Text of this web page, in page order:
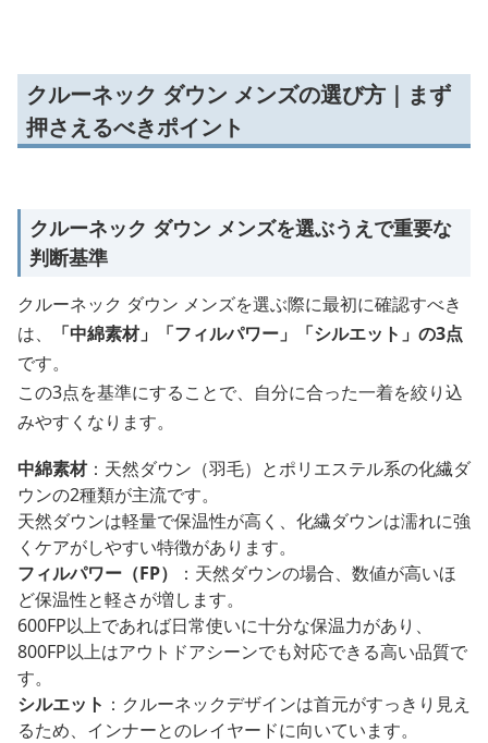
クルーネック ダウン メンズの選び方｜まず
押さえるべきポイント
クルーネック ダウン メンズを選ぶうえで重要な
判断基準
クルーネック ダウン メンズを選ぶ際に最初に確認すべき
は、
「中綿素材」「フィルパワー」「シルエット」の3点
です。
この3点を基準にすることで、自分に合った一着を絞り込
みやすくなります。
中綿素材：天然ダウン（羽毛）とポリエステル系の化繊ダ
ウンの2種類が主流です。
天然ダウンは軽量で保温性が高く、化繊ダウンは濡れに強
くケアがしやすい特徴があります。
フィルパワー（FP）
：天然ダウンの場合、数値が高いほ
ど保温性と軽さが増します。
600FP以上であれば日常使いに十分な保温力があり、
800FP以上はアウトドアシーンでも対応できる高い品質で
す。
シルエット ：クルーネックデザインは首元がすっきり見え
るため、インナーとのレイヤードに向いています。